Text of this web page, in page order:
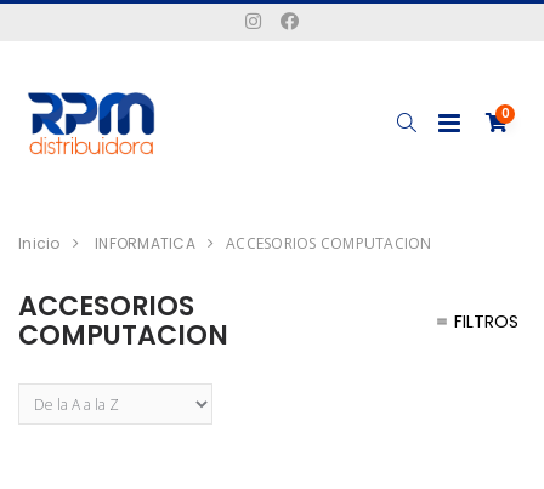
0
Inicio INFORMATICA ACCESORIOS COMPUTACION
ACCESORIOS
COMPUTACION FILTROS